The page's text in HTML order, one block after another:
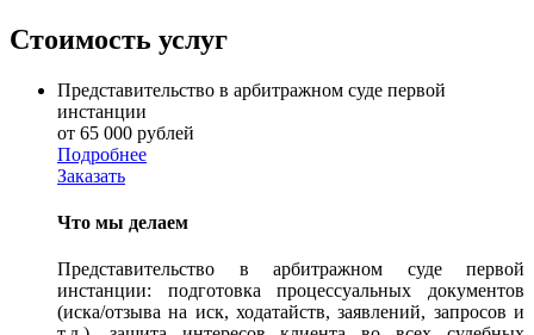
Стоимость услуг
Представительство в арбитражном суде первой
инстанции
от 65 000 рублей
Подробнее
Заказать
Что мы делаем
Представительство в арбитражном суде первой
инстанции: подготовка процессуальных документов
(иска/отзыва на иск, ходатайств, заявлений, запросов и